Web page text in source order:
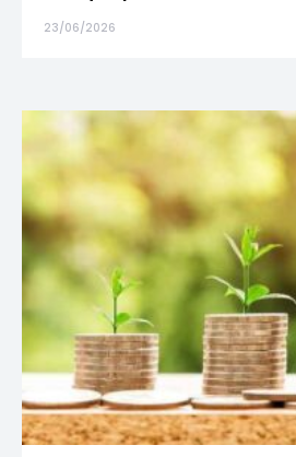
23/06/2026